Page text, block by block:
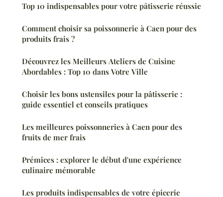
Top 10 indispensables pour votre pâtisserie réussie
Comment choisir sa poissonnerie à Caen pour des
produits frais ?
Découvrez les Meilleurs Ateliers de Cuisine
Abordables : Top 10 dans Votre Ville
Choisir les bons ustensiles pour la pâtisserie :
guide essentiel et conseils pratiques
Les meilleures poissonneries à Caen pour des
fruits de mer frais
Prémices : explorer le début d'une expérience
culinaire mémorable
Les produits indispensables de votre épicerie